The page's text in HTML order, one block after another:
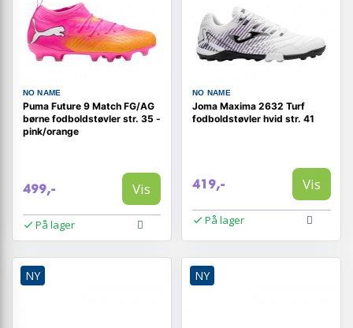
NO NAME
Puma Future 9 Match FG/AG
børne fodboldstøvler str. 35 -
pink/orange
499,- Vis
På lager
NO NAME
Joma Maxima 2632 Turf
fodboldstøvler hvid str. 41
419,- Vis
På lager
NY NY